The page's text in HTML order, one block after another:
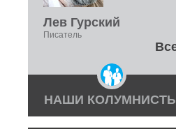
Лев Гурский
Писатель
НАШИ